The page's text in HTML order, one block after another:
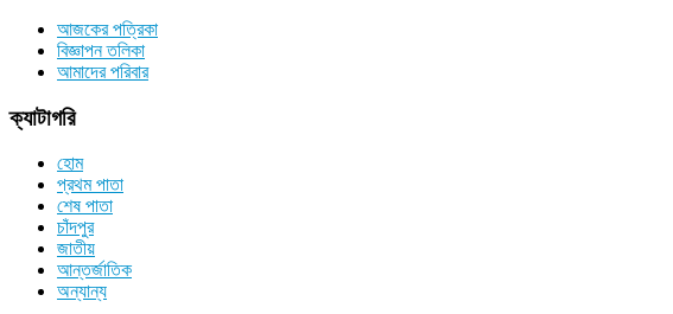
আজকের পত্রিকা
বিজ্ঞাপন তলিকা
আমাদের পরিবার
ক্যাটাগরি
হোম
প্রথম পাতা
শেষ পাতা
চাঁদপুর
জাতীয়
আন্তর্জাতিক
অন্যান্য